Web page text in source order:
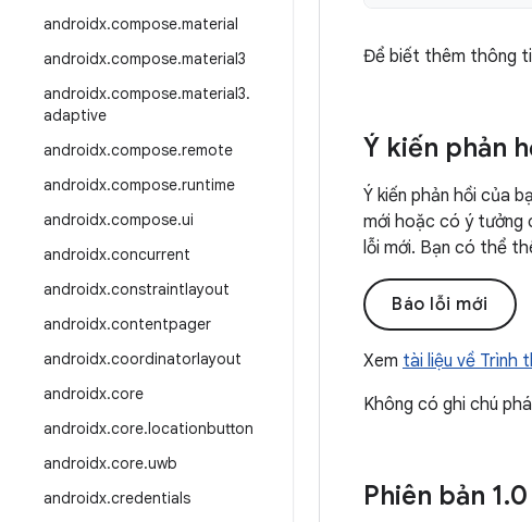
androidx.compose.material
androidx.compose.material3
androidx.compose.material3.
adaptive
androidx.compose.remote
androidx.compose.runtime
androidx.compose.ui
androidx.concurrent
androidx.constraintlayout
androidx.contentpager
androidx.coordinatorlayout
androidx.core
androidx.core.locationbutton
androidx.core.uwb
androidx.credentials
Để biết thêm thông
Ý kiến phản
Ý kiến phản hồi của
mới hoặc có ý tưởng
lỗi mới. Bạn có thể
Báo lỗi mới
Xem tài liệu về Trình
Không có ghi chú
Phiên bản 1.0